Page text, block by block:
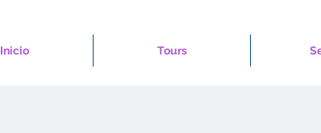
Inicio Tours